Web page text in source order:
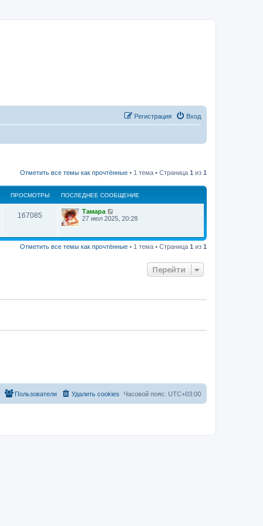
Вход
Регистрация
Отметить все темы как прочтённые • 1 тема • Страница 1 из 1
ПРОСМОТРЫ ПОСЛЕДНЕЕ СООБЩЕНИЕ
167085
Тамара
27 июл 2025, 20:28
Отметить все темы как прочтённые • 1 тема • Страница 1 из 1
Перейти
Часовой пояс: UTC+03:00
Удалить cookies
Пользователи